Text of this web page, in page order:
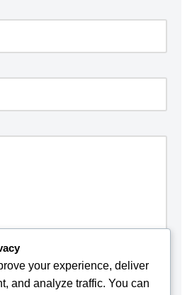
your experience, deliver
and analyze traffic. You can